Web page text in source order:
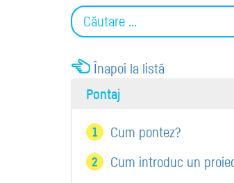
Înapoi la listă
Pontaj
Cum pontez?
Cum introduc un